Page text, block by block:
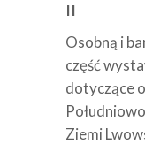
II
Osobną i
część
dotyczące
Ziemi